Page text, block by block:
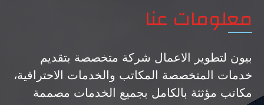
معلومات عنا
بيون لتطوير الاعمال شركة متخصصة بتقديم
خدمات المتخصصة المكاتب والخدمات الاحترافية،
مكاتب مؤثثة بالكامل بجميع الخدمات مصممة